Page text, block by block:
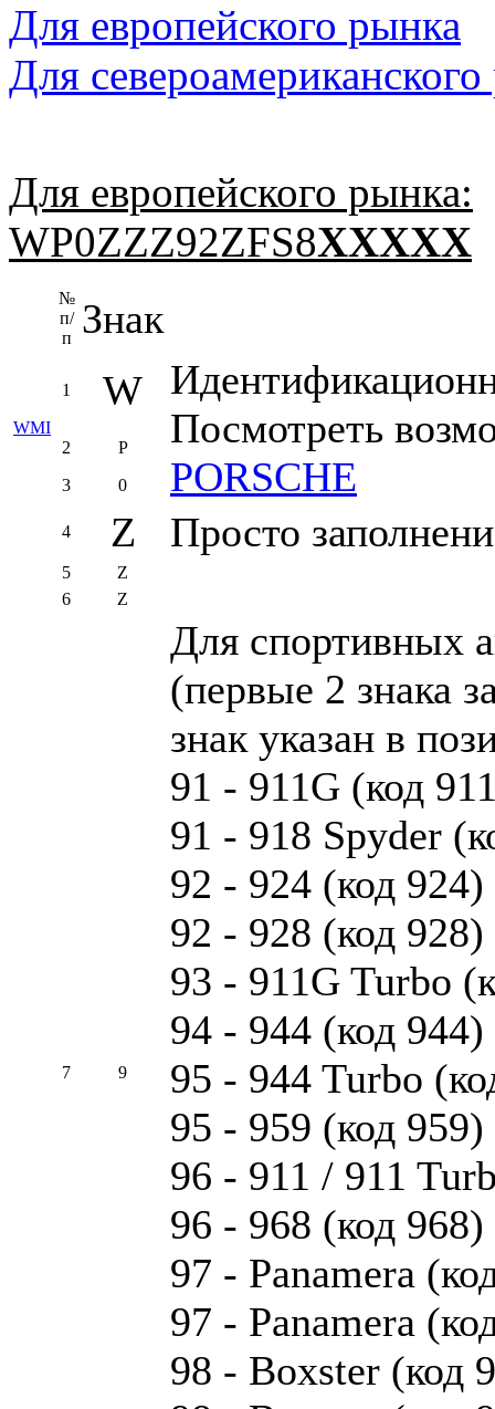
Для европейского рынка
Для
Для европейского рынка:
WP0ZZZ92ZFS8XXXXX
№
п/
п
Знак
WMI
1 W
Посмотреть
PORSCHE
2
P
3
0
4 Z Просто
5
Z
6
Z
7 9
Для спортивных
(первые 2 знака
знак указан в
91 - 911G (код
91 - 918 Spyder
92 - 924 (код
92 - 928 (код
93 - 911G Turbo
94 - 944 (код
95 - 944 Turbo
95 - 959 (код
96 - 911 / 911
96 - 968 (код
97 - Panamera
97 - Panamera
98 - Boxster (код